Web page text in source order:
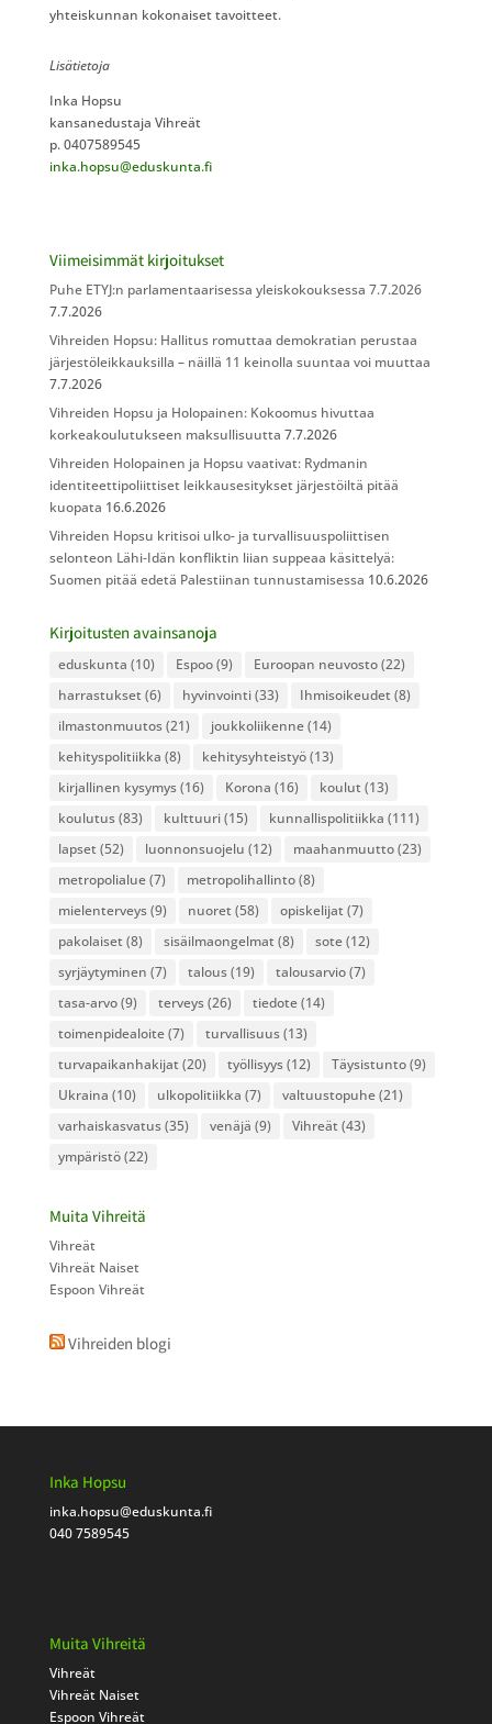
yhteiskunnan kokonaiset tavoitteet.
Lisätietoja
Inka Hopsu
kansanedustaja Vihreät
p. 0407589545
inka.hopsu@eduskunta.fi
Viimeisimmät kirjoitukset
Puhe ETYJ:n parlamentaarisessa yleiskokouksessa 7.7.2026
7.7.2026
Vihreiden Hopsu: Hallitus romuttaa demokratian perustaa
järjestöleikkauksilla – näillä 11 keinolla suuntaa voi muuttaa
7.7.2026
Vihreiden Hopsu ja Holopainen: Kokoomus hivuttaa
korkeakoulutukseen maksullisuutta 7.7.2026
Vihreiden Holopainen ja Hopsu vaativat: Rydmanin
identiteettipoliittiset leikkausesitykset järjestöiltä pitää
kuopata 16.6.2026
Vihreiden Hopsu kritisoi ulko- ja turvallisuuspoliittisen
selonteon Lähi-Idän konfliktin liian suppeaa käsittelyä:
Suomen pitää edetä Palestiinan tunnustamisessa 10.6.2026
Kirjoitusten avainsanoja
eduskunta (10) Espoo(9) Euroopan neuvosto(22)
harrastukset (6) hyvinvointi(33) Ihmisoikeudet (8)
ilmastonmuutos(21) joukkoliikenne(14)
kehityspolitiikka (8) kehitysyhteistyö(13)
kirjallinen kysymys(16) Korona (16) koulut (13)
koulutus(83) kulttuuri(15) kunnallispolitiikka (111)
lapset (52) luonnonsuojelu (12) maahanmuutto(23)
metropolialue(7) metropolihallinto(8)
mielenterveys(9) nuoret (58) opiskelijat (7)
pakolaiset (8) sisäilmaongelmat (8) sote(12)
syrjäytyminen (7) talous(19) talousarvio(7)
tasa-arvo(9) terveys(26) tiedote(14)
toimenpidealoite(7) turvallisuus(13)
turvapaikanhakijat (20) työllisyys(12) Täysistunto(9)
Ukraina (10) ulkopolitiikka (7) valtuustopuhe(21)
varhaiskasvatus(35) venäjä (9) Vihreät (43)
ympäristö(22)
Muita Vihreitä
Vihreät
Vihreät Naiset
Espoon Vihreät
Vihreiden blogi
Inka Hopsu
inka.hopsu@eduskunta.fi
040 7589545
Muita Vihreitä
Vihreät
Vihreät Naiset
Espoon Vihreät